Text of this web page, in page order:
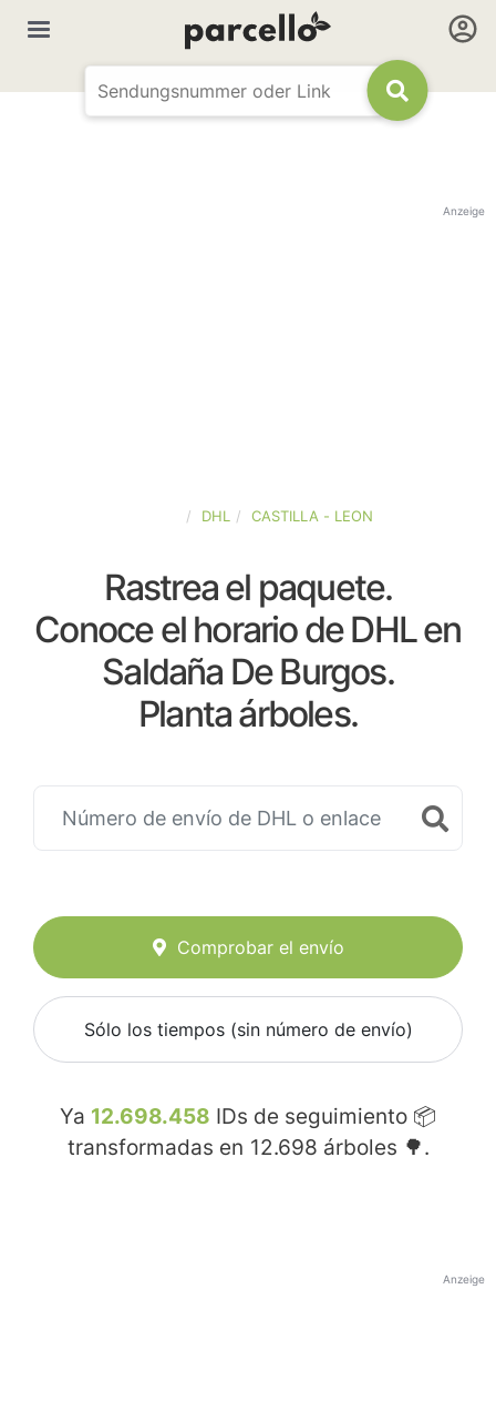
Anzeige
DHL CASTILLA - LEON
Rastrea el paquete.
Conoce el horario de DHL en
Saldaña De Burgos.
Planta árboles.
Comprobar el envío
Sólo los tiempos (sin número de envío)
Ya 12.698.458 IDs de seguimiento 📦
transformadas en 12.698 árboles 🌳.
Anzeige